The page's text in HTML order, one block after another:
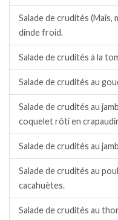
Salade de crudités
dinde froid.
Salade de crudités à la
Salade de crudités au
Salade de crudités au
coquelet rôti en
Salade de crudités au
Salade de crudités au
cacahuètes.
Salade de crudités au